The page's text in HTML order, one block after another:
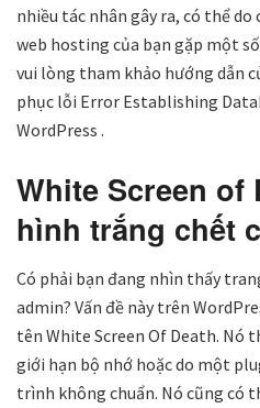
nhiều tác nhân gây ra, có thể
web hosting của bạn gặp một
vui lòng tham khảo hướng dẫn
phục lỗi Error Establishing
WordPress .
White Screen of
hình trắng chết
Có phải bạn đang nhìn thấy
admin? Vấn đề này trên
tên White Screen Of Death. Nó
giới hạn bộ nhớ hoặc do một
trình không chuẩn. Nó cũng có